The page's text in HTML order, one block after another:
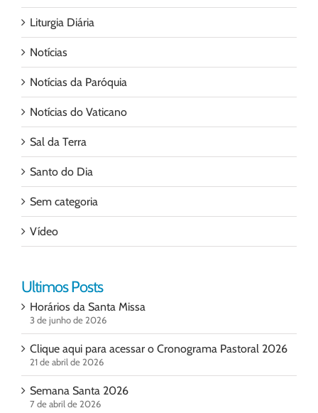
Liturgia Diária
Notícias
Notícias da Paróquia
Notícias do Vaticano
Sal da Terra
Santo do Dia
Sem categoria
Vídeo
Ultimos Posts
Horários da Santa Missa
3 de junho de 2026
Clique aqui para acessar o Cronograma Pastoral 2026
21 de abril de 2026
Semana Santa 2026
7 de abril de 2026